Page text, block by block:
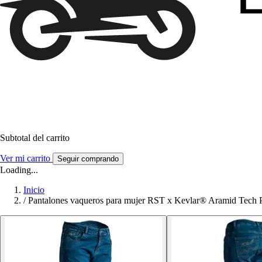
Subtotal del carrito
Ver mi carrito Seguir comprando
Loading...
Inicio
/ Pantalones vaqueros para mujer RST x Kevlar® Aramid Tech